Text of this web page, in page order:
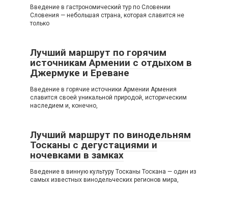
Введение в гастрономический тур по Словении
Словения — небольшая страна, которая славится не
только
Лучший маршрут по горячим
источникам Армении с отдыхом в
Джермуке и Ереване
Введение в горячие источники Армении Армения
славится своей уникальной природой, историческим
наследием и, конечно,
Лучший маршрут по винодельням
Тосканы с дегустациями и
ночевками в замках
Введение в винную культуру Тосканы Тоскана — один из
самых известных винодельческих регионов мира,